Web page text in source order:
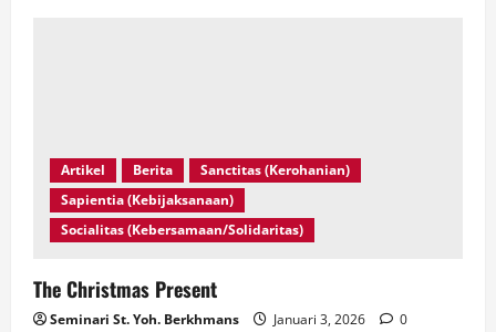
Artikel Berita
Sanctitas (Kerohanian)
Sapientia (Kebijaksanaan)
Socialitas (Kebersamaan/Solidaritas)
The Christmas Present
Seminari St. Yoh. Berkhmans Januari 3, 2026 0